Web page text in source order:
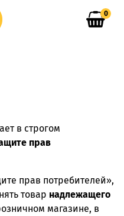
0
в строгом
прав
прав потребителей»,
товар надлежащего
магазине, в